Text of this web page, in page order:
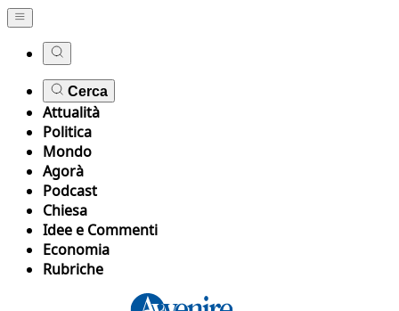
Cerca
Attualità
Politica
Mondo
Agorà
Podcast
Chiesa
Idee e Commenti
Economia
Rubriche